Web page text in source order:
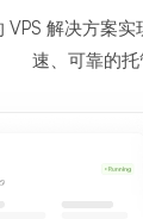
VPS 解决方案
速、可靠的托